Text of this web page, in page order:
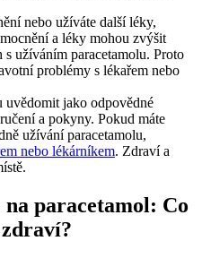
nebo užíváte další léky,
a léky mohou zvýšit
užíváním paracetamolu. Proto
problémy s lékařem nebo
uvědomit jako odpovědné
a pokyny. Pokud máte
užívání paracetamolu,
nebo lékárníkem. Zdraví a
paracetamol: Co